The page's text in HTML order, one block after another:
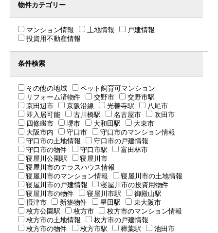
物件カテゴリー
マンション情報 土地情報
戸建情報
投資用不動産情報
条件検索
その他の地域
ペット飼育可マンション
リフォーム済物件
交野市
交野市駅
京田辺市
京阪沿線 光善寺駅
八尾市
即入居可能
古川橋駅 名古屋市
吹田市
四條畷市
堺市 大和田駅
大東市
大阪市内
守口市
守口市のマンション情報
守口市の土地情報
守口市の戸建情報
守口市の物件
守口市駅
富田林市
寝屋川公園駅
寝屋川市
寝屋川市のテラスハウス情報
寝屋川市のマンション情報
寝屋川市の土地情報
寝屋川市の戸建情報
寝屋川市の投資用物件
寝屋川市の物件
寝屋川市駅
御殿山駅
摂津市
新築物件 星田駅
東大阪市
枚方公園駅
枚方市
枚方市のマンション情報
枚方市の土地情報
枚方市の戸建情報
枚方市の物件
枚方市駅 樟葉駅 池田市